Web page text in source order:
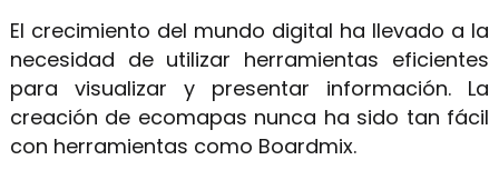
El crecimiento del mundo digital ha llevado a la
necesidad de utilizar herramientas eficientes
para visualizar y presentar información. La
creación de ecomapas nunca ha sido tan fácil
con herramientas como Boardmix.